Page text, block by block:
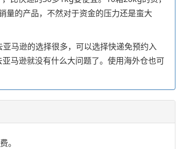
量的产品，不然对于资金的压力还是蛮大
马逊的选择很多，可以选择快递免预约入
马逊就没有什么大问题了。使用海外仓也可
。